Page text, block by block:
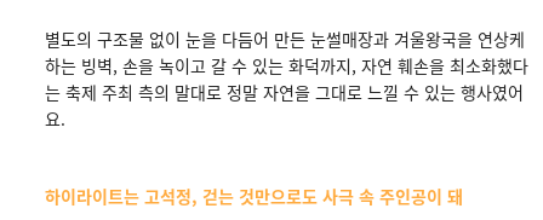
별도의 구조물 없이 눈을 다듬어 만든 눈썰매장과 겨울왕국을 연상케
하는 빙벽, 손을 녹이고 갈 수 있는 화덕까지, 자연 훼손을 최소화했다
는 축제 주최 측의 말대로 정말 자연을 그대로 느낄 수 있는 행사였어
요.
하이라이트는 고석정, 걷는 것만으로도 사극 속 주인공이 돼